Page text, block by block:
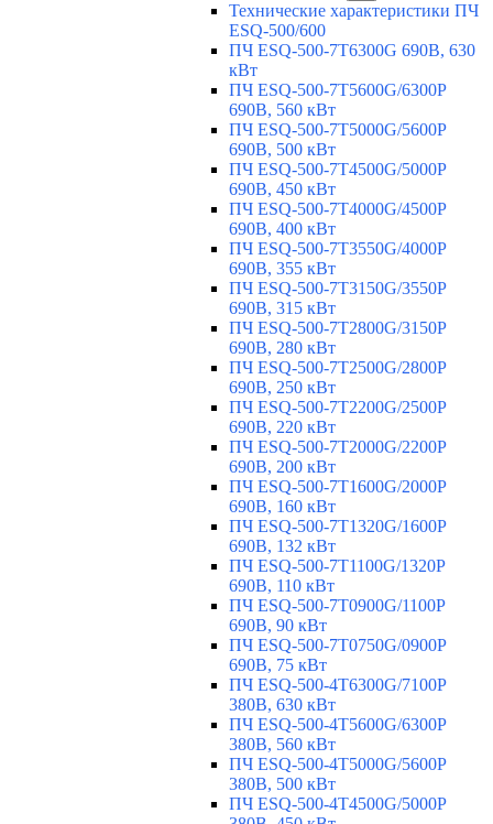
Технические характеристики ПЧ
ESQ-500/600
ПЧ ESQ-500-7T6300G 690В, 630
кВт
ПЧ ESQ-500-7T5600G/6300P
690В, 560 кВт
ПЧ ESQ-500-7T5000G/5600P
690В, 500 кВт
ПЧ ESQ-500-7T4500G/5000P
690В, 450 кВт
ПЧ ESQ-500-7T4000G/4500P
690В, 400 кВт
ПЧ ESQ-500-7T3550G/4000P
690В, 355 кВт
ПЧ ESQ-500-7T3150G/3550P
690В, 315 кВт
ПЧ ESQ-500-7T2800G/3150P
690В, 280 кВт
ПЧ ESQ-500-7T2500G/2800P
690В, 250 кВт
ПЧ ESQ-500-7T2200G/2500P
690В, 220 кВт
ПЧ ESQ-500-7T2000G/2200P
690В, 200 кВт
ПЧ ESQ-500-7T1600G/2000P
690В, 160 кВт
ПЧ ESQ-500-7T1320G/1600P
690В, 132 кВт
ПЧ ESQ-500-7T1100G/1320P
690В, 110 кВт
ПЧ ESQ-500-7T0900G/1100P
690В, 90 кВт
ПЧ ESQ-500-7T0750G/0900P
690В, 75 кВт
ПЧ ESQ-500-4T6300G/7100P
380В, 630 кВт
ПЧ ESQ-500-4T5600G/6300P
380В, 560 кВт
ПЧ ESQ-500-4T5000G/5600P
380В, 500 кВт
ПЧ ESQ-500-4T4500G/5000P